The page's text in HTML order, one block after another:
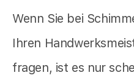
Wenn Sie bei
Ihren
fragen, ist es nur